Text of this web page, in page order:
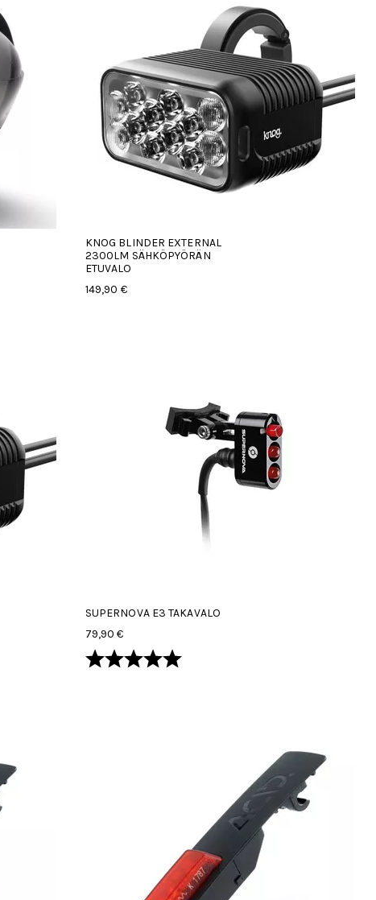
KNOG BLINDER EXTERNAL
2300LM SÄHKÖPYÖRÄN
ETUVALO
149,90 €
SUPERNOVA E3 TAKAVALO
79,90 €
Arvio: 5.0 5:sta tähdestä